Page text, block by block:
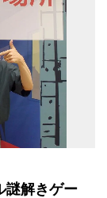
謎解きゲー